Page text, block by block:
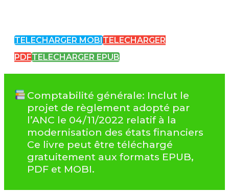
TELECHARGER MOBI TELECHARGER
PDFTELECHARGER EPUB
Comptabilité générale: Inclut le
projet de règlement adopté par
l’ANC le 04/11/2022 relatif à la
modernisation des états financiers
Ce livre peut être téléchargé
gratuitement aux formats EPUB,
PDF et MOBI.